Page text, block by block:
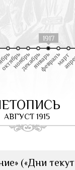
1917
АВГУСТ 1915
(«Дни